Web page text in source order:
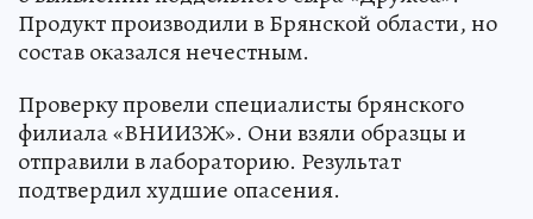
Продукт производили в Брянской области, но
состав оказался нечестным.
Проверку провели специалисты брянского
филиала «ВНИИЗЖ». Они взяли образцы и
отправили в лабораторию. Результат
подтвердил худшие опасения.